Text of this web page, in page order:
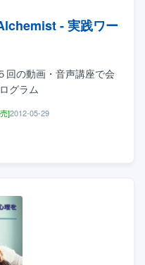
- 実践ワー
回の動画・音声講座で会
グラム
]2012-05-29